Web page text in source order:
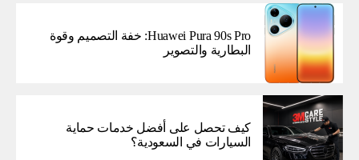
Huawei Pura 90s Pro: خفة التصميم وقوة
البطارية والتصوير
كيف تحصل على أفضل خدمات حماية
السيارات في السعودية؟